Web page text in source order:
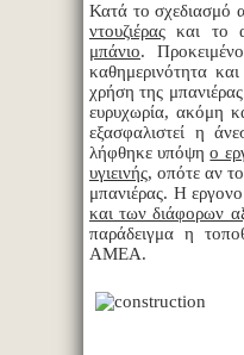
Κατά το σχεδιασμό
ντουζιέρας και το
μπάνιο.
καθημερινότητα
χρήση της
ευρυχωρία, ακόμη
εξασφαλιστεί η
λήφθηκε υπόψηο
υγιεινής, οπότε αν
μπανιέρας. Η
και των διάφορων
παράδειγμα η
ΑΜΕΑ.